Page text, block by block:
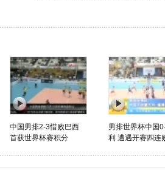
中国男排2-3惜败巴西
首获世界杯赛积分
男排世界杯中国
利 遭遇开赛四连